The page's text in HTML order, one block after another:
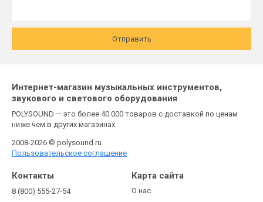
Отправить
Интернет-магазин музыкальных инструментов,
звукового и светового оборудования
POLYSOUND — это более 40 000 товаров с доставкой по ценам
ниже чем в других магазинах
2008-2026 © polysound.ru
Пользовательское соглашение
Контакты
8 (800) 555-27-54
Карта сайта
О нас